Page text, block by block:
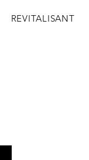
REVITALISANT